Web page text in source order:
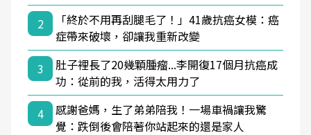
2
「終於不用再刮腿毛了！」41歲抗癌女模：癌
症帶來破壞，卻讓我重新改變
3
肚子裡長了20幾顆腫瘤...李開復17個月抗癌成
功：從前的我，活得太用力了
4
感謝爸媽，生了弟弟陪我！一場車禍讓我驚
覺：跌倒後會陪著你站起來的還是家人